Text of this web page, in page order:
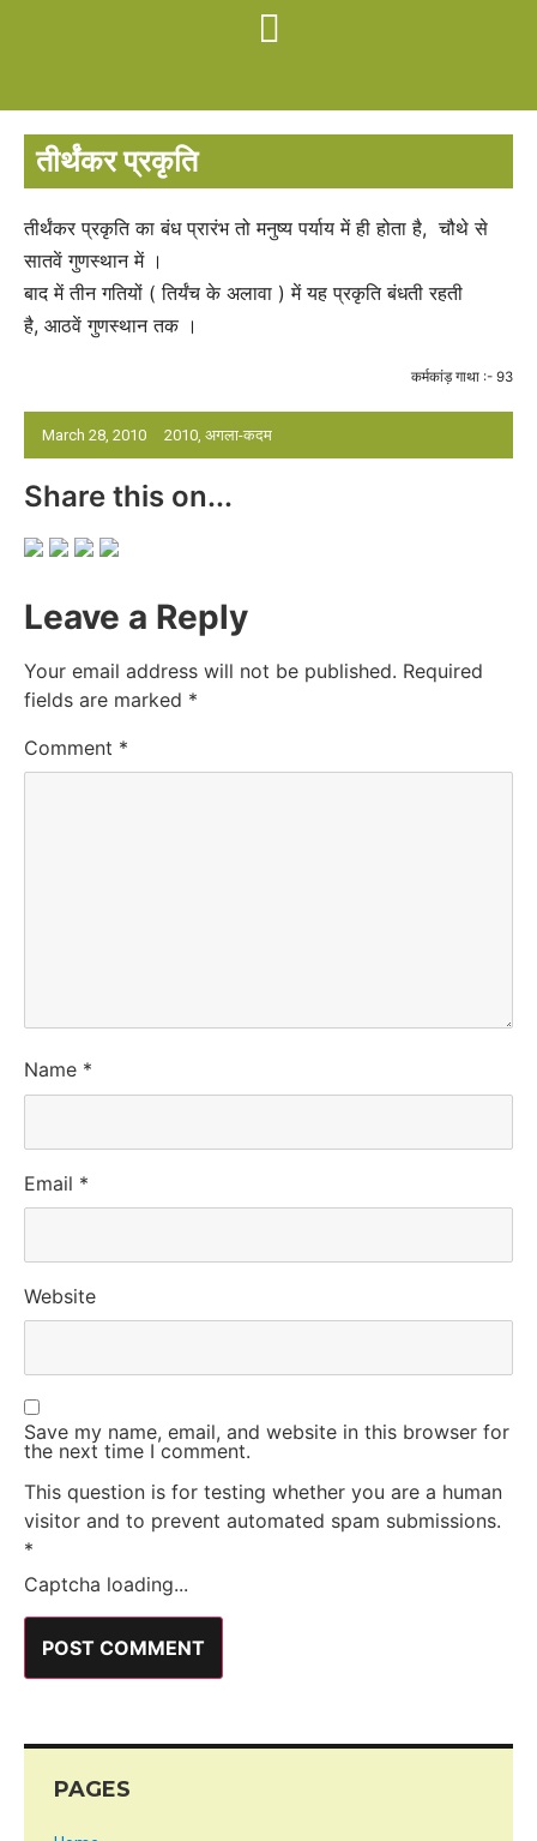
तीर्थंकर प्रकृति
March 28, 2010 2010 अगला-कदम
तीर्थंकर प्रकृति का बंध प्रारंभ तो मनुष्य पर्याय में ही होता है, चौथे से
सातवें गुणस्थान में ।
बाद में तीन गतियों ( तिर्यंच के अलावा ) में यह प्रकृति बंधती रहती
है, आठवें गुणस्थान तक ।
कर्मकांड़ गाथा :- 93
Share this on...
Leave a Reply
Your email address will not be published. Required
fields are marked *
Comment *
Name *
Email *
Website
Save my name, email, and website in this browser for
the next time I comment.
This question is for testing whether you are a human
visitor and to prevent automated spam submissions.
*
Captcha loading...
PAGES